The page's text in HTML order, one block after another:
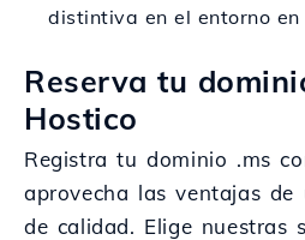
distintiva en el entorno en
Reserva tu
Hostico
Registra tu dominio .ms
aprovecha las ventajas
de calidad. Elige nuestras